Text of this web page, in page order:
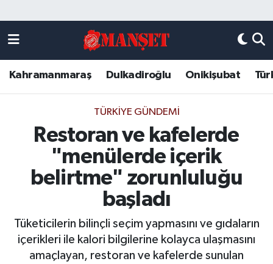
Kahramanmaraş Dulkadiroğlu Onikişubat
TÜRKIYE GÜNDEMI
Restoran ve kafelerde
"menülerde içerik
belirtme" zorunluluğu
başladı
Tüketicilerin bilinçli seçim yapmasını ve gıdaların
içerikleri ile kalori bilgilerine kolayca ulaşmasını
amaçlayan, restoran ve kafelerde sunulan
DULKADİROĞLU
KAHRAMANMARAŞ
ONİKİŞUBAT
ÖZEL HABER
Kahramanmaraş Nöbetçi Eczaneler
Kahramanmaraş Hava Durumu
Kahramanmaraş Trafik Yoğunluk Haritası
Süper Lig Puan Durumu ve Fikstür
Tüm Manşetler
Son Dakika Haberleri
Haber Arşivi